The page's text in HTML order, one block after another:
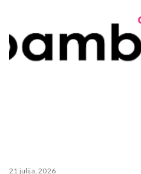
21 julija, 2026